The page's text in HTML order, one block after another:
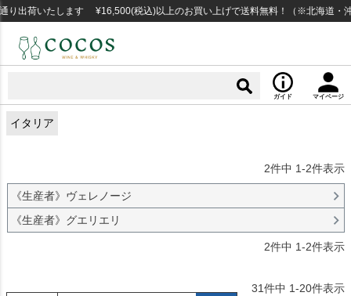
荷いたします ¥16,500(税込)以上のお買い上げで送料無料！（※北海道・沖縄
ガイド マイページ
イタリア
2件中 1-2件表示
《生産者》ヴェレノージ
《生産者》グエリエリ
2件中 1-2件表示
31件中 1-20件表示